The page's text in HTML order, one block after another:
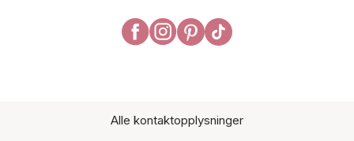
Alle kontaktopplysninger